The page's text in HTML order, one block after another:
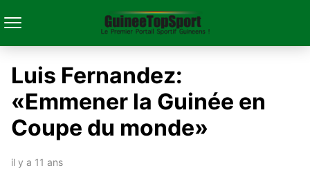
Luis Fernandez:
«Emmener la Guinée en
Coupe du monde»
il y a 11 ans